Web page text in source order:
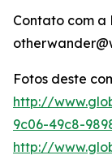
Contato com a
Fotos deste
http://
9c06-49c8-
http://